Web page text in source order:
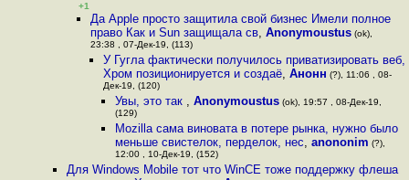
+1
Да Apple просто защитила свой бизнес Имели полное
право Как и Sun защищала св,Anonymoustus (ok),
23:38 , 07-Дек-19, (113)
У Гугла фактически получилось приватизировать веб,
Хром позиционируется и создаё, Анонн (?), 11:06 , 08-
Дек-19, (120)
Увы, это так , Anonymoustus(ok), 19:57 , 08-Дек-19,
(129)
Mozilla сама виновата в потере рынка, нужно было
меньше свистелок, перделок, нес, anononim (?),
12:00 , 10-Дек-19, (152)
Для Windows Mobile тот что WinCE тоже поддержку флеша